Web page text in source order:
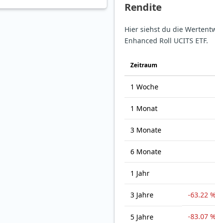
Rendite
Hier siehst du die
Enhanced Roll UCITS ETF.
Zeit­raum
1 Woche
1 Monat
3 Monate
6 Monate
1 Jahr
3 Jahre -63.22 %
5 Jahre -83.07 %